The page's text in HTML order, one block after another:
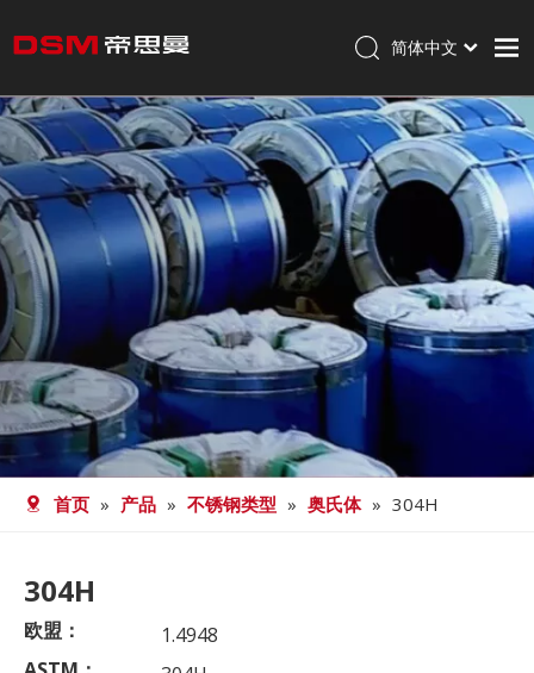
首页
走进帝思曼
产品
加工
职业发展
新闻
联系我们
简体中文
首页 » 产品 » 不锈钢类型 » 奥氏体 » 304H
304H
欧盟：
1.4948